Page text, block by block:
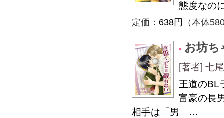
態度なの
定価： 638円 （本体
お坊ち
[著者] 七
王道のBL
富豪の長
相手は「男」…